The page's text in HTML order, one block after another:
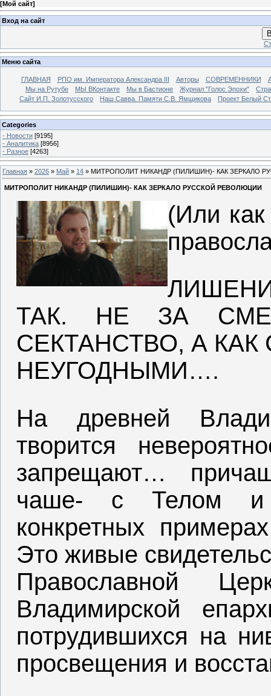
[Мой сайт]
Вход на сайт
Меню сайта
ГЛАВНАЯ РПО им. Императора Александра III Авторы СОВРЕМЕННИКИ
Мы на Рутубе
МЫ ВКонтакте Мы в Бастионе Журнал "Голос Эпохи"
Сайт И.П. Золотусского
Наш Савва. Памяти С.В. Ямщикова Проект Белый
Categories
- Новости [9195]
- Аналитика [8956]
- Разное [4263]
Главная » 2026 » Май » 14 » МИТРОПОЛИТ НИКАНДР (ПИЛИШИН)- КАК ЗЕРКАЛО
МИТРОПОЛИТ НИКАНДР (ПИЛИШИН)- КАК ЗЕРКАЛО РУССКОЙ РЕВОЛЮЦИИ
(Или как
ТАК. НЕ ЗА
СЕКТАНСТВО, А
НЕУГОДНЫМИ….
На древней
творится
запрещают…
чаше- с Телом и
конкретных
Это живые
Православной
Владимирской
потрудившихся на
просвещения и